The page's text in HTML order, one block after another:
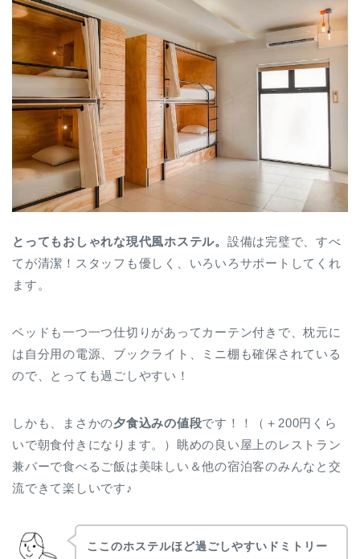
とってもおしゃれな現代風ホステル。 設備は完璧で、すべ
てが清潔！スタッフも優しく、いろいろサポートしてくれ
ます。
ベッドも一つ一つ仕切りがあってカーテン付きで、枕元に
は自分用の電源、ブックライト、ミニ棚も確保されている
ので、とっても過ごしやすい！
しかも、まさかの夕食込みの値段です！！（＋200円くら
いで朝食付きになります。）眺めの良い屋上のレストラン
兼バーで食べるご飯は美味しい＆他の宿泊客のみんなと交
流できて楽しいです♪
ここのホステルほど過ごしやすいドミトリー